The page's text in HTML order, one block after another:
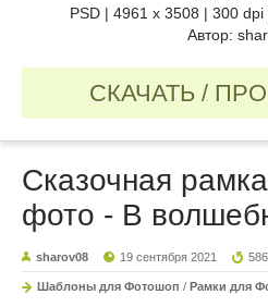
PSD | 4961 х 3508 | 300
Автор:
СКАЧАТЬ /
Сказочная
фото - В
sharov08 19 сентября 2021 586
Шаблоны для Фотошоп / Рамки для